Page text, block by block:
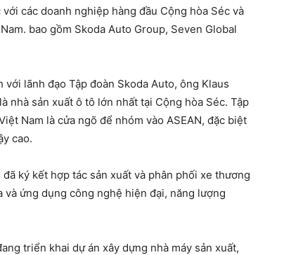
các doanh nghiệp hàng đầu Cộng hòa Séc và
bao gồm Skoda Auto Group, Seven Global
lãnh đạo Tập đoàn Skoda Auto, ông Klaus
nhà sản xuất ô tô lớn nhất tại Cộng hòa Séc. Tập
Nam là cửa ngõ để nhóm vào ASEAN, đặc biệt
cao.
ký kết hợp tác sản xuất và phân phối xe thương
ứng dụng công nghệ hiện đại, năng lượng
triển khai dự án xây dựng nhà máy sản xuất,